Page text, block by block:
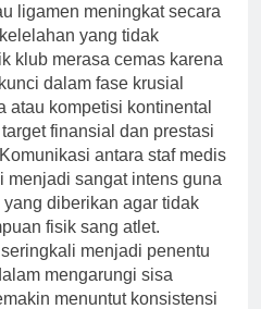
ligamen meningkat secara
yang tidak
klub merasa cemas karena
dalam fase krusial
atau kompetisi kontinental
finansial dan prestasi
antara staf medis
menjadi sangat intens guna
diberikan agar tidak
fisik sang atlet.
menjadi penentu
mengarungi sisa
menuntut konsistensi